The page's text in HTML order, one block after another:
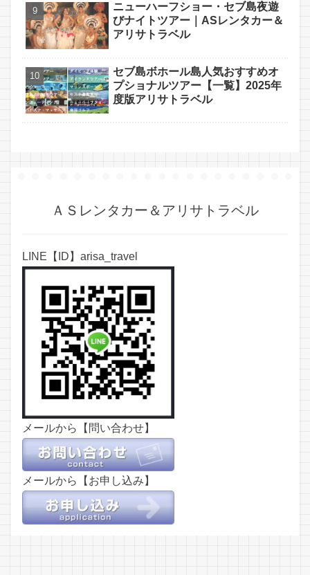
ニューハーフショー・セブ島夜遊
びナイトツアー｜ASレンタカー＆
アリサトラベル
セブ島ボホール島人気おすすめオ
プショナルツアー【一覧】2025年
度版アリサトラベル
ＡＳレンタカー＆アリサトラベル
LINE【ID】arisa_travel
メールから【問い合わせ】
メールから【お申し込み】